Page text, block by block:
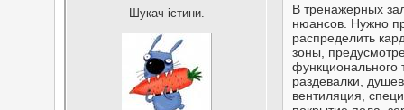
Шукач істини.
В тренажерных
нюансов. Нужно
распределить
зоны,
функционального
раздевалки,
вентиляция,